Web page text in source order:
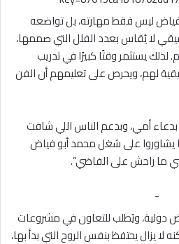
ليس فقط مهارته، بل تواضعه
لا يُقاس بعدد الفلل التي صممها،
لذلك يستثمر وقتًا كبيرًا في تدريب
لهم، ويحرص على تعليمهم أن الفن
أمي، وبدعم الناس اللي شافت
يشاوروا على شغل محمد أبو فياض
ما راحش على الفاضي”.
-
دولية، ويُطلب للتعاون في مشروعات
يزال يحتفظ بنفس الروح التي بدأ بها،